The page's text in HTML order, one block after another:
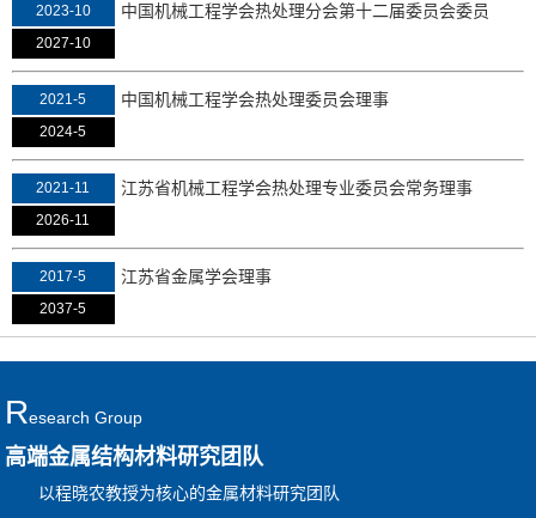
2023-10
2027-10
中国机械工程学会热处理分会第十二届委员会委员
2021-5
2024-5
中国机械工程学会热处理委员会理事
2021-11
2026-11
江苏省机械工程学会热处理专业委员会常务理事
2017-5
2037-5
江苏省金属学会理事
REsearch Group
高端金属结构材料研究团队
以程晓农教授为核心的金属材料研究团队